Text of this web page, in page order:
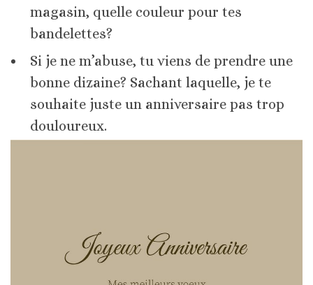
magasin, quelle couleur pour tes
bandelettes?
Si je ne m’abuse, tu viens de prendre une
bonne dizaine? Sachant laquelle, je te
souhaite juste un anniversaire pas trop
douloureux.